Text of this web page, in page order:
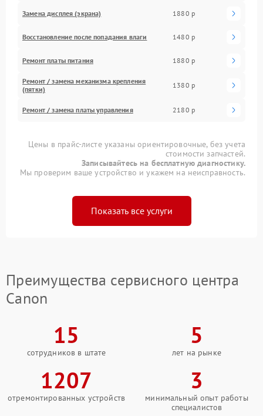
Замена дисплея (экрана) 1880 р
Восстановление после попадания влаги 1480 р
Ремонт платы питания 1880 р
Ремонт / замена механизма крепления
(пятки)
1380 р
Ремонт / замена платы управления 2180 р
Цены в прайс-листе указаны ориентировочные, без учета
стоимости запчастей.
Записывайтесь на бесплатную диагностику.
Мы проверим ваше устройство и укажем на неисправность.
Показать все услуги
Преимущества сервисного центра
Canon
15
сотрудников в штате
5
лет на рынке
1207
отремонтированных устройств
3
минимальный опыт работы
специалистов